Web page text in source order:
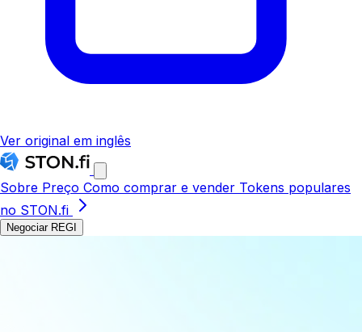
Ver original em inglês
Sobre Preço Como comprar e vender Tokens populares
no STON.fi
Negociar REGI